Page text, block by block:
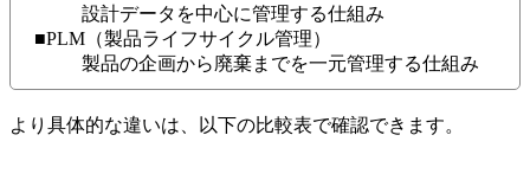
設計データを中心に管理する仕組み
■PLM（製品ライフサイクル管理）
製品の企画から廃棄までを一元管理する仕組み
より具体的な違いは、以下の比較表で確認できます。